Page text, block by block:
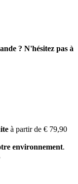
? N'hésitez pas à
à partir de € 79,90
environnement.